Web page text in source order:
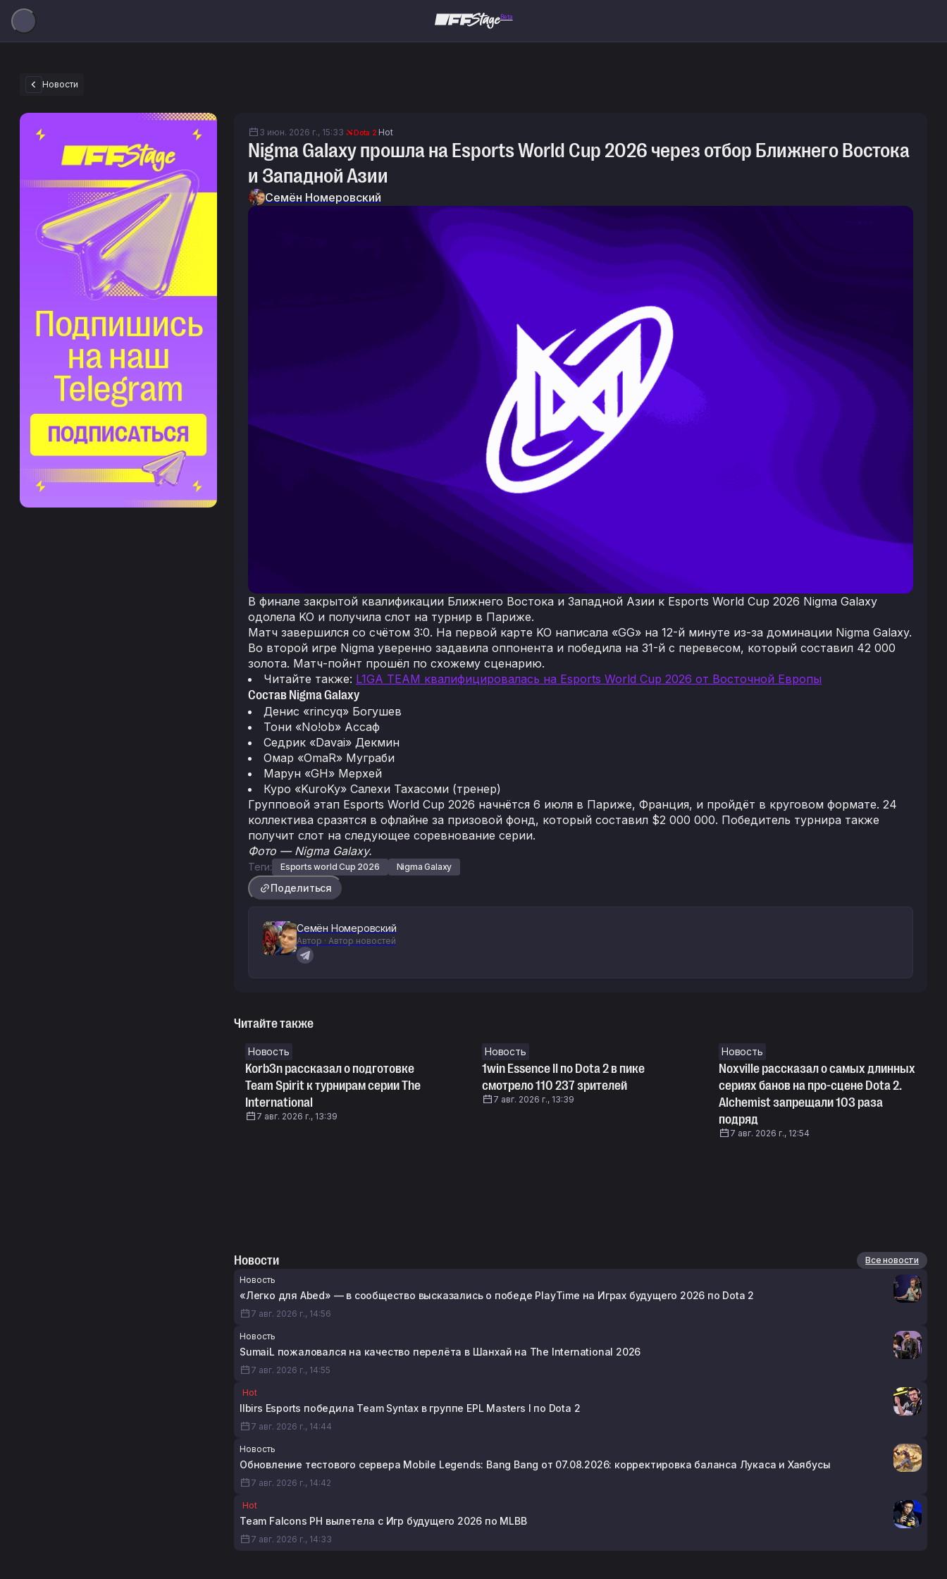
Beta
Новости
3 июн. 2026 г., 15:33 Dota 2 Hot
Nigma Galaxy прошла на Esports World Cup 2026 через отбор Ближнего Востока
и Западной Азии
Семён Номеровский
В финале закрытой квалификации Ближнего Востока и Западной Азии к Esports World Cup 2026 Nigma Galaxy
одолела KO и получила слот на турнир в Париже.
Матч завершился со счётом 3:0. На первой карте KO написала «GG» на 12-й минуте из-за доминации Nigma Galaxy.
Во второй игре Nigma уверенно задавила оппонента и победила на 31-й с перевесом, который составил 42 000
золота. Матч-пойнт прошёл по схожему сценарию.
Читайте также: L1GA TEAM квалифицировалась на Esports World Cup 2026 от Восточной Европы
Состав Nigma Galaxy
Денис «rincyq» Богушев
Тони «No!ob» Ассаф
Седрик «Davai» Декмин
Омар «OmaR» Муграби
Марун «GH» Мерхей
Куро «KuroKy» Салехи Тахасоми (тренер)
Групповой этап Esports World Cup 2026 начнётся 6 июля в Париже, Франция, и пройдёт в круговом формате. 24
коллектива сразятся в офлайне за призовой фонд, который составил $2 000 000. Победитель турнира также
получит слот на следующее соревнование серии.
Фото — Nigma Galaxy.
Теги: Esports world Cup 2026 Nigma Galaxy
Поделиться
Семён Номеровский
Автор · Автор новостей
Читайте также
Новость
Korb3n рассказал о подготовке
Team Spirit к турнирам серии The
International
7 авг. 2026 г., 13:39
Новость
1win Essence II по Dota 2 в пике
смотрело 110 237 зрителей
7 авг. 2026 г., 13:39
Новость
Noxville рассказал о самых длинных
сериях банов на про-сцене Dota 2.
Alchemist запрещали 103 раза
подряд
7 авг. 2026 г., 12:54
Новости
Все новости
Новость
«Легко для Abed» — в сообщество высказались о победе PlayTime на Играх будущего 2026 по Dota 2
7 авг. 2026 г., 14:56
Новость
SumaiL пожаловался на качество перелёта в Шанхай на The International 2026
7 авг. 2026 г., 14:55
Hot
Ilbirs Esports победила Team Syntax в группе EPL Masters I по Dota 2
7 авг. 2026 г., 14:44
Новость
Обновление тестового сервера Mobile Legends: Bang Bang от 07.08.2026: корректировка баланса Лукаса и Хаябусы
7 авг. 2026 г., 14:42
Hot
Team Falcons PH вылетела с Игр будущего 2026 по MLBB
7 авг. 2026 г., 14:33